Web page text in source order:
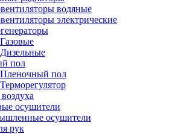
водяные
электрические
Газовые
Дизельные
пол
Пленочный пол
Терморегулятор
осушители
осушители
рук